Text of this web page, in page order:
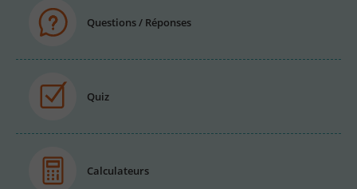
Questions / Réponses
Quiz
Calculateurs